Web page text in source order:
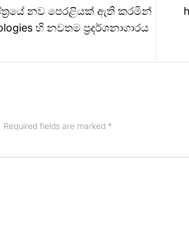
නව පෙරළියක් ඇති කරමින්
හි නවතම ප්‍රදර්ශනාගාරය
Required fields are marked *